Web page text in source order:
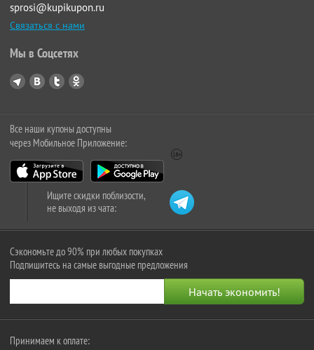
sprosi@kupikupon.ru
Связаться с нами
Мы в Соцсетях
Все наши купоны доступны
через Мобильное Приложение:
Ищите скидки поблизости,
не выходя из чата:
Сэкономьте до 90% при любых покупках
Подпишитесь на самые выгодные предложения
Принимаем к оплате: